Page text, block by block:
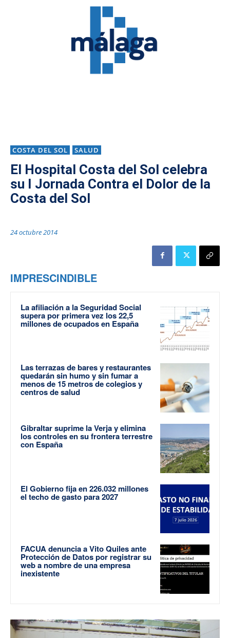
COSTA DEL SOL SALUD
El Hospital Costa del Sol celebra
su I Jornada Contra el Dolor de la
Costa del Sol
24 octubre 2014
IMPRESCINDIBLE
La afiliación a la Seguridad Social
supera por primera vez los 22,5
millones de ocupados en España
Las terrazas de bares y restaurantes
quedarán sin humo y sin fumar a
menos de 15 metros de colegios y
centros de salud
Gibraltar suprime la Verja y elimina
los controles en su frontera terrestre
con España
El Gobierno fija en 226.032 millones
el techo de gasto para 2027
FACUA denuncia a Vito Quiles ante
Protección de Datos por registrar su
web a nombre de una empresa
inexistente